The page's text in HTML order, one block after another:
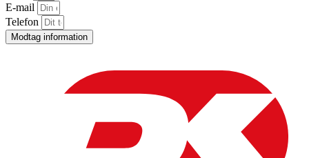
E-mail
Telefon
Modtag information